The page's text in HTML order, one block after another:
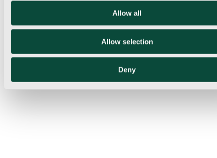
Allow all
Allow selection
Deny